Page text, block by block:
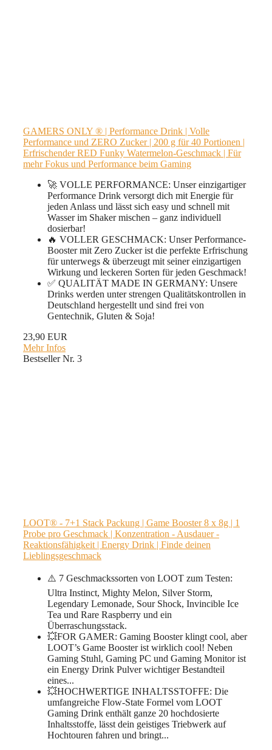
GAMERS ONLY ® | Performance Drink | Volle
Performance und ZERO Zucker | 200 g für 40 Portionen |
Erfrischender RED Funky Watermelon-Geschmack | Für
mehr Fokus und Performance beim Gaming
🚀 VOLLE PERFORMANCE: Unser einzigartiger
Performance Drink versorgt dich mit Energie für
jeden Anlass und lässt sich easy und schnell mit
Wasser im Shaker mischen – ganz individuell
dosierbar!
🔥 VOLLER GESCHMACK: Unser Performance-
Booster mit Zero Zucker ist die perfekte Erfrischung
für unterwegs & überzeugt mit seiner einzigartigen
Wirkung und leckeren Sorten für jeden Geschmack!
✅ QUALITÄT MADE IN GERMANY: Unsere
Drinks werden unter strengen Qualitätskontrollen in
Deutschland hergestellt und sind frei von
Gentechnik, Gluten & Soja!
23,90 EUR
Mehr Infos
Bestseller Nr. 3
LOOT® - 7+1 Stack Packung | Game Booster 8 x 8g | 1
Probe pro Geschmack | Konzentration - Ausdauer -
Reaktionsfähigkeit | Energy Drink | Finde deinen
Lieblingsgeschmack
⚠️ 7 Geschmackssorten von LOOT zum Testen:
Ultra Instinct, Mighty Melon, Silver Storm,
Legendary Lemonade, Sour Shock, Invincible Ice
Tea und Rare Raspberry und ein
Überraschungsstack.
💥FOR GAMER: Gaming Booster klingt cool, aber
LOOT’s Game Booster ist wirklich cool! Neben
Gaming Stuhl, Gaming PC und Gaming Monitor ist
ein Energy Drink Pulver wichtiger Bestandteil
eines...
💥HOCHWERTIGE INHALTSSTOFFE: Die
umfangreiche Flow-State Formel vom LOOT
Gaming Drink enthält ganze 20 hochdosierte
Inhaltsstoffe, lässt dein geistiges Triebwerk auf
Hochtouren fahren und bringt...